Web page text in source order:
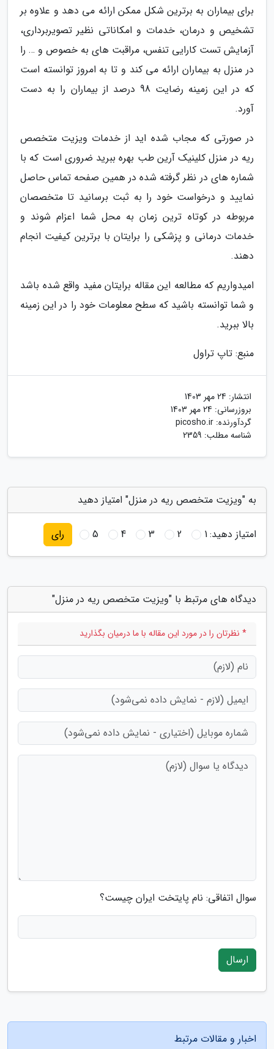
برای بیماران به برترین شکل ممکن ارائه می دهد و علاوه بر
تشخیص و درمان، خدمات و امکاناتی نظیر تصویربرداری،
آزمایش تست کارایی تنفس، مراقبت های به خصوص و … را
در منزل به بیماران ارائه می کند و تا به امروز توانسته است
که در این زمینه رضایت 98 درصد از بیماران را به دست
آورد.
در صورتی که مجاب شده اید از خدمات ویزیت متخصص
ریه در منزل کلینیک آرین طب بهره ببرید ضروری است که با
شماره های در نظر گرفته شده در همین صفحه تماس حاصل
نمایید و درخواست خود را به ثبت برسانید تا متخصصان
مربوطه در کوتاه ترین زمان به محل شما اعزام شوند و
خدمات درمانی و پزشکی را برایتان با برترین کیفیت انجام
دهند.
امیدواریم که مطالعه این مقاله برایتان مفید واقع شده باشد
و شما توانسته باشید که سطح معلومات خود را در این زمینه
بالا ببرید.
منبع: تاپ تراول
انتشار: 24 مهر 1403
بروزرسانی: 24 مهر 1403
گردآورنده: picosho.ir
شناسه مطلب: 2359
به "ویزیت متخصص ریه در منزل" امتیاز دهید
امتیاز دهید:1
2
3
4
5 رای
دیدگاه های مرتبط با "ویزیت متخصص ریه در منزل"
* نظرتان را در مورد این مقاله با ما درمیان بگذارید
سوال اتفاقی: نام پایتخت ایران چیست؟
ارسال
اخبار و مقالات مرتبط